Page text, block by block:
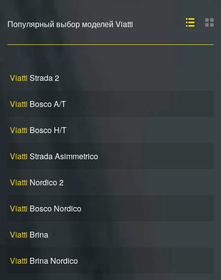
Популярный выбор моделей Viatti
Viatti Strada 2
Viatti Bosco A/T
Viatti Bosco H/T
Viatti Strada Asimmetrico
Viatti Nordico 2
Viatti Bosco Nordico
Viatti Brina
Viatti Brina Nordico